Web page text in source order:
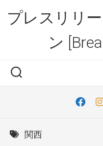
content
プレスリリ
ン
関西